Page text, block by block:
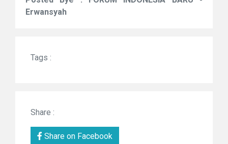
Erwansyah
Tags :
Share :
Share on Facebook